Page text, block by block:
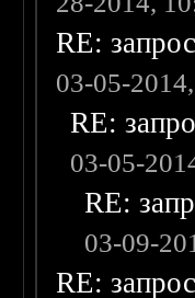
RE:
03-05-
RE:
03-05-
RE:
03-09-
RE: